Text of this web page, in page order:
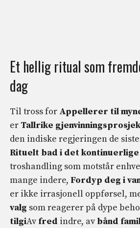
Et hellig ritual som
dag
Til tross for Appellerer til
er Tallrike
den indiske regjeringen de
Rituelt bad i det kontinuerlige
troshandling som motstår
mange indere, Fordyp deg i
er ikke irrasjonell oppførsel,
valg som reagerer på dype
tilgiAv fred indre, av bånd